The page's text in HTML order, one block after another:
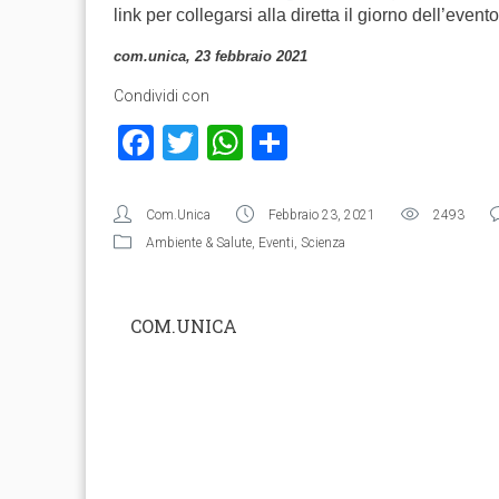
link per collegarsi alla diretta il giorno
com.unica, 23 febbraio 2021
Condividi con
Facebook
TwitterWhatsApp
Com.Unica Febbraio 23, 2021 2493
Ambiente & Salute, Eventi, Scienza
COM.UNICA